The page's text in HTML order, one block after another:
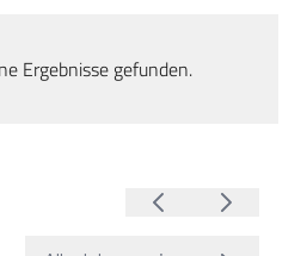
Ergebnisse gefunden.